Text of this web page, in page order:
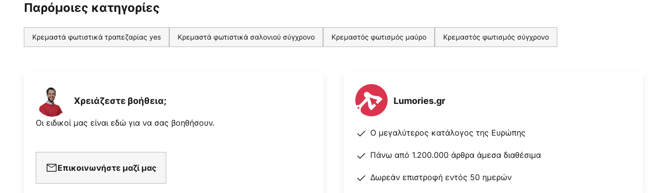
Παρόμοιες κατηγορίες
Κρεμαστά φωτιστικά τραπεζαρίας yes Κρεμαστά φωτιστικά σαλονιού σύγχρονο Κρεμαστός φωτισμός μαύρο Κρεμαστός φωτισμός σύγχρονο
Χρειάζεστε βοήθεια;
Οι ειδικοί μας είναι εδώ για να σας βοηθήσουν.
Επικοινωνήστε μαζί μας
Lumories.gr
Ο μεγαλύτερος κατάλογος της Ευρώπης
Πάνω από 1.200.000 άρθρα άμεσα διαθέσιμα
Δωρεάν επιστροφή εντός 50 ημερών